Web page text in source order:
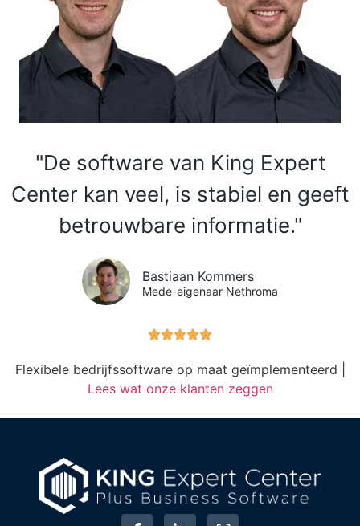
"De software van King Expert
Center kan veel, is stabiel en geeft
betrouwbare informatie."
Bastiaan Kommers
Mede-eigenaar Nethroma

Flexibele bedrijfssoftware op maat geïmplementeerd |
Lees wat onze klanten zeggen